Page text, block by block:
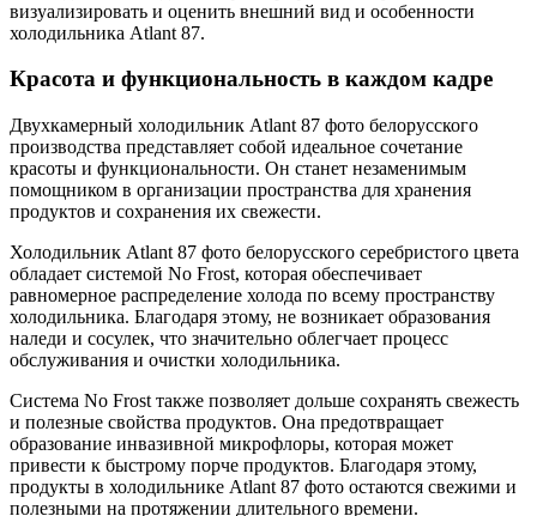
визуализировать и оценить внешний вид и особенности
холодильника Atlant 87.
Красота и функциональность в каждом кадре
Двухкамерный холодильник Atlant 87 фото белорусского
производства представляет собой идеальное сочетание
красоты и функциональности. Он станет незаменимым
помощником в организации пространства для хранения
продуктов и сохранения их свежести.
Холодильник Atlant 87 фото белорусского серебристого цвета
обладает системой No Frost, которая обеспечивает
равномерное распределение холода по всему пространству
холодильника. Благодаря этому, не возникает образования
наледи и сосулек, что значительно облегчает процесс
обслуживания и очистки холодильника.
Система No Frost также позволяет дольше сохранять свежесть
и полезные свойства продуктов. Она предотвращает
образование инвазивной микрофлоры, которая может
привести к быстрому порче продуктов. Благодаря этому,
продукты в холодильнике Atlant 87 фото остаются свежими и
полезными на протяжении длительного времени.